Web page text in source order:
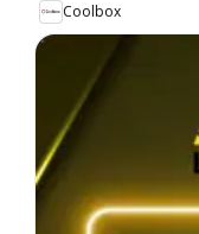
Coolbox